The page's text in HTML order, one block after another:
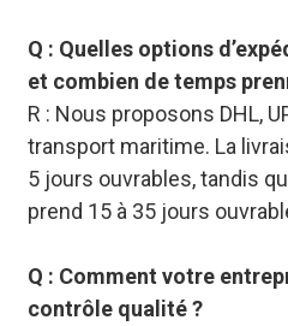
Q : Quelles options
et combien de temps
R : Nous proposons DHL,
transport maritime. La
5 jours ouvrables, tandis
prend 15 à 35 jours
Q : Comment votre
contrôle qualité ?